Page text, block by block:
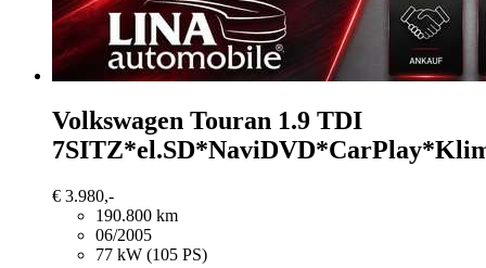
Volkswagen Touran 1.9 TDI
€ 3.980,-
190.800 km
06/2005
77 kW (105 PS)